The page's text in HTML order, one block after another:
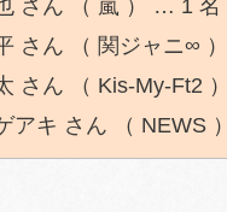
さん （ 嵐 ） … 1 名
さん （ 関ジャニ∞
さん （ Kis-My-Ft2
アキ さん （ NEWS